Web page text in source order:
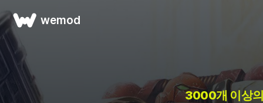
wemod
3000개 이상